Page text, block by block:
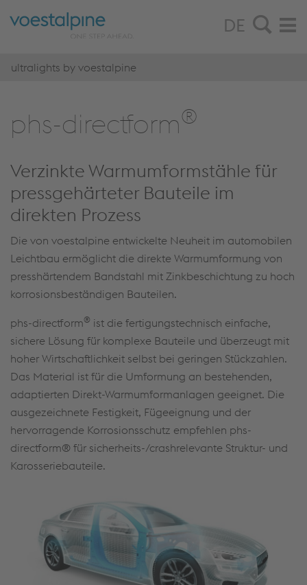
DE
ultralights by voestalpine
phs-di­rect­form®
Verzinkte Warmumformstähle für
pressgehärteter Bauteile im
direkten Prozess
Die von voestalpine entwickelte Neuheit im automobilen
Leichtbau ermöglicht die direkte Warmumformung von
presshärtendem Bandstahl mit Zinkbeschichtung zu hoch
korrosionsbeständigen Bauteilen.
phs-directform® ist die fertigungstechnisch einfache,
sichere Lösung für komplexe Bauteile und überzeugt mit
hoher Wirtschaftlichkeit selbst bei geringen Stückzahlen.
Das Material ist für die Umformung an bestehenden,
adaptierten Direkt-Warmumformanlagen geeignet. Die
ausgezeichnete Festigkeit, Fügeeignung und der
hervorragende Korrosionsschutz empfehlen phs-
directform® für sicherheits-/crashrelevante Struktur- und
Karosseriebauteile.